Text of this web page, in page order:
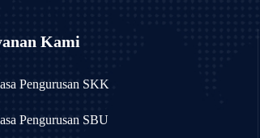
Kami
Pengurusan SKK
Pengurusan SBU